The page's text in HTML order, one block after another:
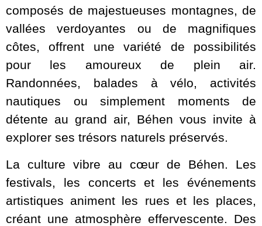
composés de majestueuses montagnes, de
vallées verdoyantes ou de magnifiques
côtes, offrent une variété de possibilités
pour les amoureux de plein air.
Randonnées, balades à vélo, activités
nautiques ou simplement moments de
détente au grand air, Béhen vous invite à
explorer ses trésors naturels préservés.
La culture vibre au cœur de Béhen. Les
festivals, les concerts et les événements
artistiques animent les rues et les places,
créant une atmosphère effervescente. Des